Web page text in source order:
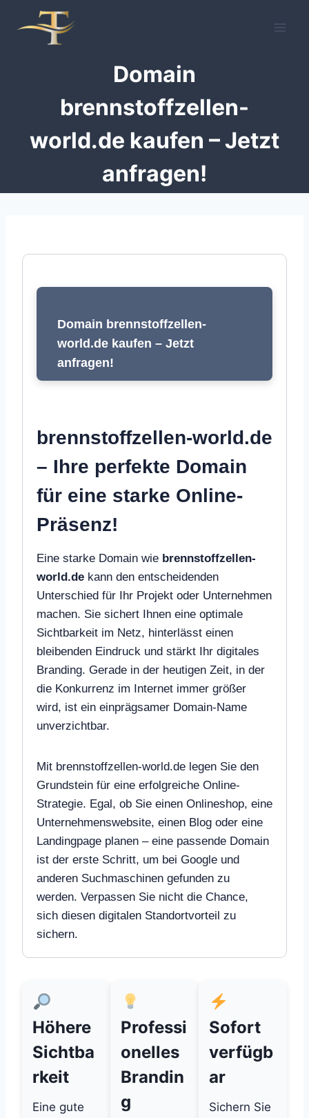
Inhalt
Domain
brennstoffzellen-
world.de kaufen – Jetzt
anfragen!
Domain brennstoffzellen-
world.de kaufen – Jetzt
anfragen!
brennstoffzellen-world.de
– Ihre perfekte Domain
für eine starke Online-
Präsenz!
Eine starke Domain wie brennstoffzellen-
world.de kann den entscheidenden
Unterschied für Ihr Projekt oder Unternehmen
machen. Sie sichert Ihnen eine optimale
Sichtbarkeit im Netz, hinterlässt einen
bleibenden Eindruck und stärkt Ihr digitales
Branding. Gerade in der heutigen Zeit, in der
die Konkurrenz im Internet immer größer
wird, ist ein einprägsamer Domain-Name
unverzichtbar.
Mit brennstoffzellen-world.de legen Sie den
Grundstein für eine erfolgreiche Online-
Strategie. Egal, ob Sie einen Onlineshop, eine
Unternehmenswebsite, einen Blog oder eine
Landingpage planen – eine passende Domain
ist der erste Schritt, um bei Google und
anderen Suchmaschinen gefunden zu
werden. Verpassen Sie nicht die Chance,
sich diesen digitalen Standortvorteil zu
sichern.
Höhere
Sichtba
rkeit
Eine gute
Professi
onelles
Brandin
g
Sofort
verfügb
ar
Sichern Sie